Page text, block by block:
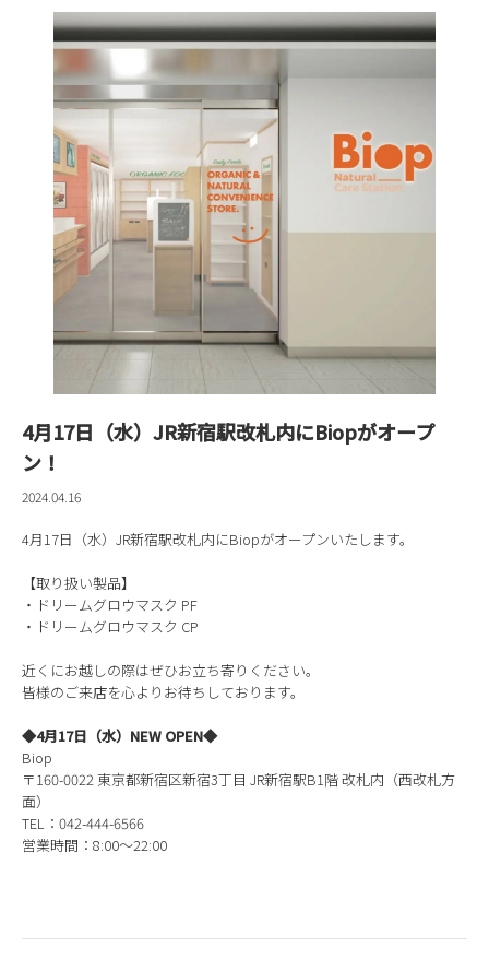
4月17日（水）JR新宿駅改札内にBiopがオープ
ン！
2024.04.16
4月17日（水）JR新宿駅改札内にBiopがオープンいたします。
【取り扱い製品】
・ドリームグロウマスク PF
・ドリームグロウマスク CP
近くにお越しの際はぜひお立ち寄りください。
皆様のご来店を心よりお待ちしております。
◆4月17日（水）NEW OPEN◆
Biop
〒160-0022 東京都新宿区新宿3丁目 JR新宿駅B1階 改札内（西改札方
面）
TEL：042-444-6566
営業時間：8:00～22:00